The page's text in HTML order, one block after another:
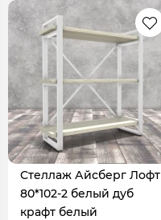
Стеллаж Айсберг Лофт
80*102-2 белый дуб
крафт белый